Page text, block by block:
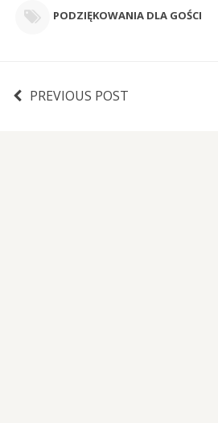
PODZIĘKOWANIA DLA GOŚCI
PREVIOUS POST